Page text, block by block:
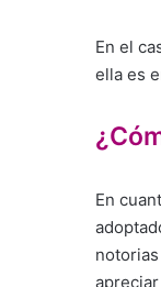
En el
ella es
En